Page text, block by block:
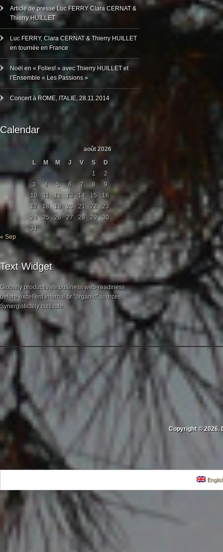
Article de presse Luc FERRY Clara CERNAT &
Thierry HUILLET
Luc FERRY, Clara CERNAT & Thierry HUILLET
en tournée en France
Noël en « Folies! » avec Thierry HUILLET et
l’Ensemble « Les Passions »
Concert à ROME, ITALIE, 28.11.2014
Calendar
août 2026
L
M M J V S
D
1
2
3
4 5 6 7 8
9
10
11 12 13 14 15
16
17
18 19 20 21 22
23
24
25 26 27 28 29
30
31
« Sep
Text Widget
Globally productivate business web-readiness
before excellent internal or "organic" sources.
Synergistically cultivate.
Copyright © 2026.